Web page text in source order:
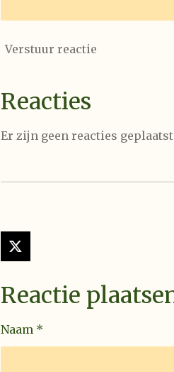
Verstuur reactie
Reacties
Er zijn geen reacties
X
Reactie
Naam *